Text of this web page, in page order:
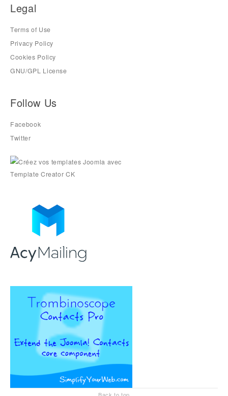
Legal
Terms of Use
Privacy Policy
Cookies Policy
GNU/GPL License
Follow Us
Facebook
Twitter